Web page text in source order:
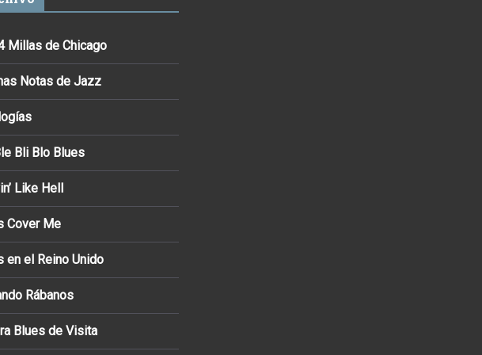
Millas de Chicago
Notas de Jazz
Bli Blo Blues
Like Hell
Cover Me
en el Reino Unido
Rábanos
Blues de Visita